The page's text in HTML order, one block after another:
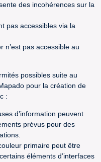
des incohérences sur la
pas accessibles via la
n’est pas accessible au
possibles suite au
pour la création de
:
d’information peuvent
prévus pour des
primaire peut être
éléments d’interfaces